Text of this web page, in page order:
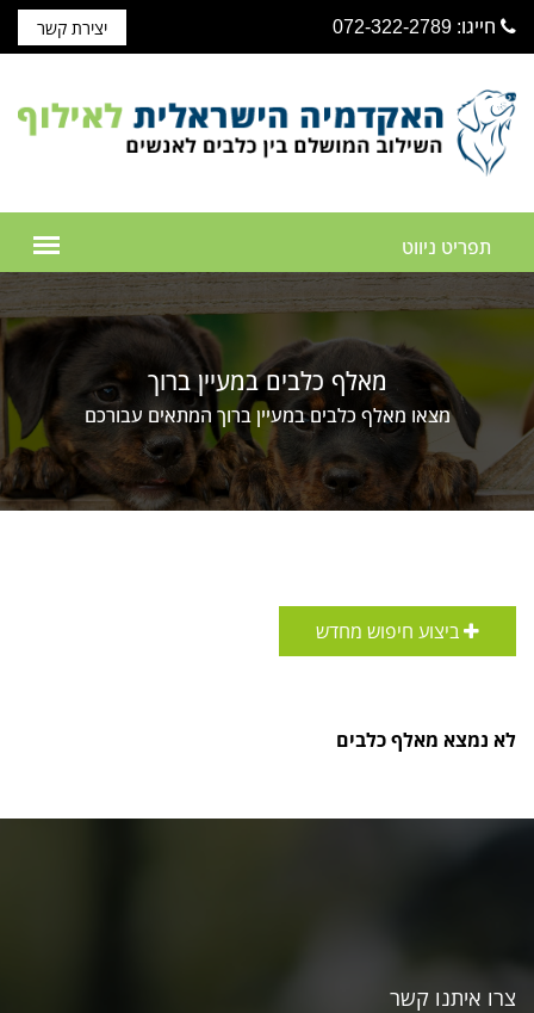
חייגו: 072-322-2789 יצירת קשר
מאלף כלבים במעיין ברוך
מצאו מאלף כלבים במעיין ברוך המתאים עבורכם
ביצוע חיפוש מחדש
לא נמצא מאלף כלבים
צרו איתנו קשר